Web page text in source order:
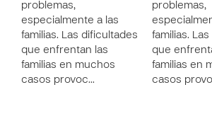
problemas,
especialmente a las
familias. Las dificultades
que enfrentan las
familias en muchos
casos provoc…
problemas,
familias.
que
familias en
casos